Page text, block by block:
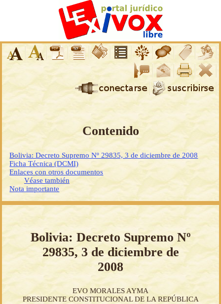
Contenido
Bolivia: Decreto Supremo Nº 29835, 3 de diciembre de 2008
Ficha Técnica (DCMI)
Enlaces con otros documentos
Véase también
Nota importante
Bolivia: Decreto Supremo Nº
29835, 3 de diciembre de
2008
EVO MORALES AYMA
PRESIDENTE CONSTITUCIONAL DE LA REPÚBLICA